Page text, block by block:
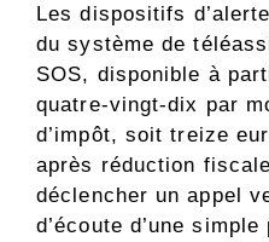
Les dispositifs
du système de
SOS, disponible à
quatre-vingt-dix par
d’impôt, soit treize
après réduction
déclencher un appel
d’écoute d’une